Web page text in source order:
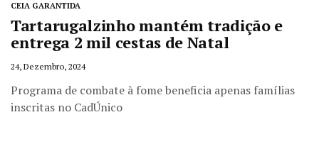
CEIA GARANTIDA
Tartarugalzinho mantém tradição e
entrega 2 mil cestas de Natal
24, Dezembro, 2024
Programa de combate à fome beneficia apenas famílias
inscritas no CadÚnico